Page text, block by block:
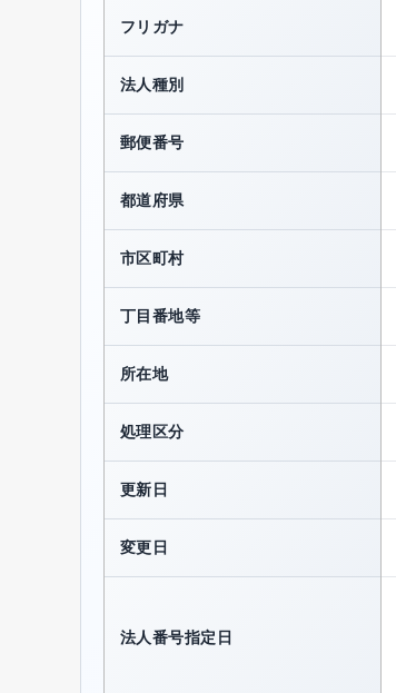
フリガナ
法人種別
郵便番号
都道府県
市区町村
丁目番地等
所在地
処理区分
更新日
変更日
法人番号指定日